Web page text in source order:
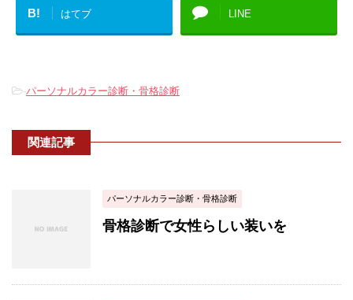
B! はてブ LINE
-パーソナルカラー診断・骨格診断
関連記事
パーソナルカラー診断・骨格診断
骨格診断で女性らしい装いを